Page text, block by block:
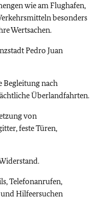
wie am Flughafen,
besonders
Wertsachen.
Pedro Juan
Begleitung nach
Überlandfahrten.
von
feste Türen,
Telefonanrufen,
Hilfeersuchen